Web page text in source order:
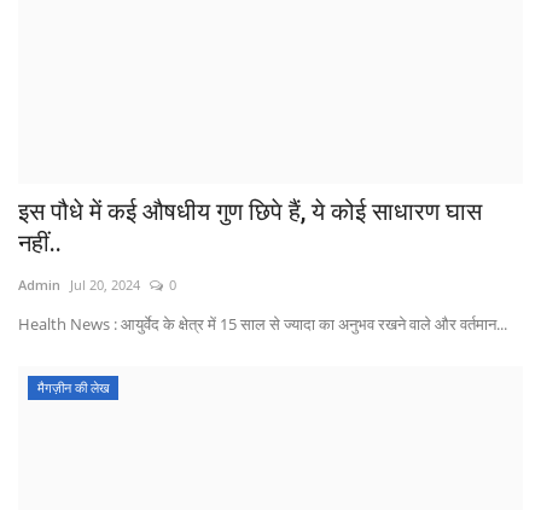
इस पौधे में कई औषधीय गुण छिपे हैं, ये कोई साधारण घास
नहीं..
Admin Jul 20, 2024 0
Health News : आयुर्वेद के क्षेत्र में 15 साल से ज्यादा का अनुभव रखने वाले और वर्तमान...
मैगज़ीन की लेख